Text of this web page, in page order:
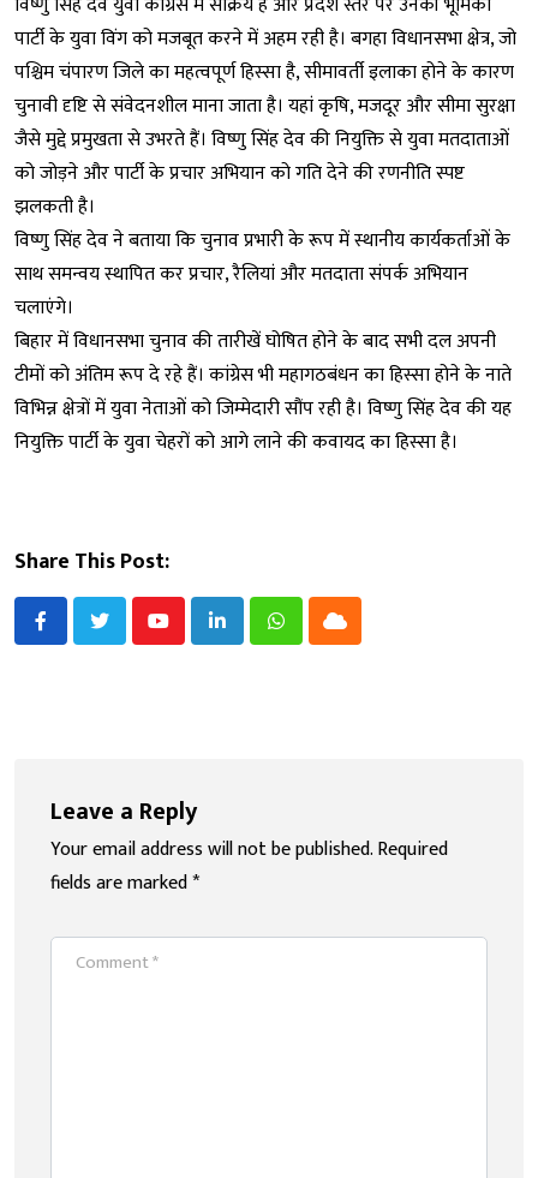
पार्टी के युवा विंग को मजबूत करने में अहम रही है। बगहा विधानसभा क्षेत्र, जो
पश्चिम चंपारण जिले का महत्वपूर्ण हिस्सा है, सीमावर्ती इलाका होने के कारण
चुनावी दृष्टि से संवेदनशील माना जाता है। यहां कृषि, मजदूर और सीमा सुरक्षा
जैसे मुद्दे प्रमुखता से उभरते हैं। विष्णु सिंह देव की नियुक्ति से युवा मतदाताओं
को जोड़ने और पार्टी के प्रचार अभियान को गति देने की रणनीति स्पष्ट
झलकती है।
विष्णु सिंह देव ने बताया कि चुनाव प्रभारी के रूप में स्थानीय कार्यकर्ताओं के
साथ समन्वय स्थापित कर प्रचार, रैलियां और मतदाता संपर्क अभियान
चलाएंगे।
बिहार में विधानसभा चुनाव की तारीखें घोषित होने के बाद सभी दल अपनी
टीमों को अंतिम रूप दे रहे हैं। कांग्रेस भी महागठबंधन का हिस्सा होने के नाते
विभिन्न क्षेत्रों में युवा नेताओं को जिम्मेदारी सौंप रही है। विष्णु सिंह देव की यह
नियुक्ति पार्टी के युवा चेहरों को आगे लाने की कवायद का हिस्सा है।
Share This Post:
YoutubeLinkedInWhatsappCloud
Leave a Reply
Your email address will not be published.Required
fields are marked*